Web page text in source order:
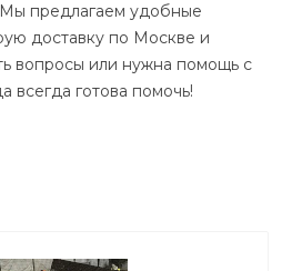
предлагаем удобные
доставку по Москве и
вопросы или нужна помощь с
готова помочь!